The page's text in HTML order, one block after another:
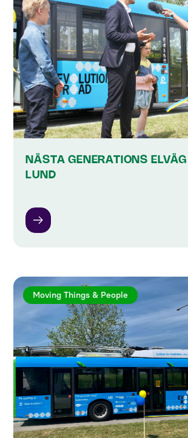
NÄSTA GENERATIONS ELVÄG
LUND
Moving Things & People